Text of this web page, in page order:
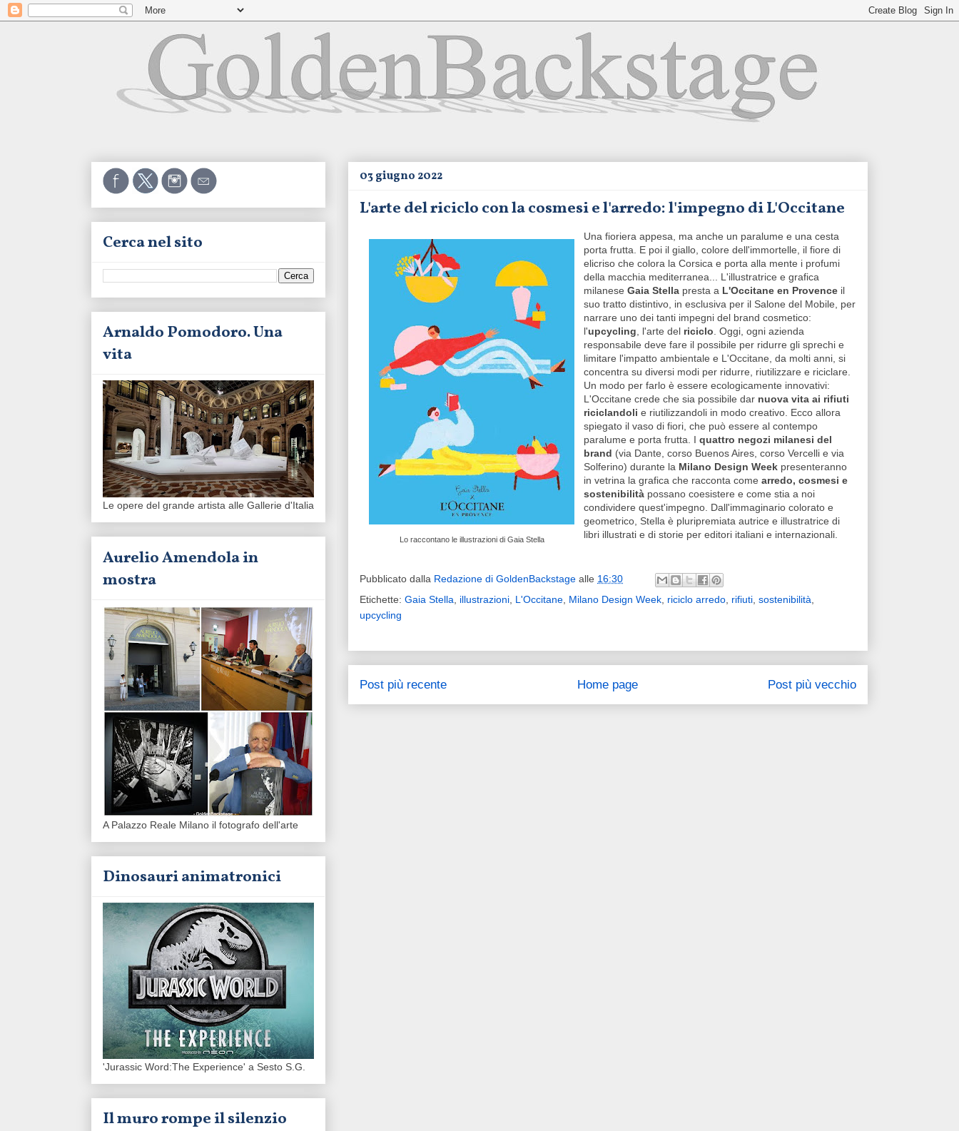
03 giugno 2022
L'arte del riciclo con la cosmesi e l'arredo: l'impegno di L'Occitane
Lo raccontano le illustrazioni di Gaia Stella
Una fioriera appesa, ma anche un paralume e una cesta
porta frutta. E poi il giallo, colore dell'immortelle, il fiore di
elicriso che colora la Corsica e porta alla mente i profumi
della macchia mediterranea... L'illustratrice e grafica
milanese Gaia Stella presta a L'Occitane en Provence il
suo tratto distintivo, in esclusiva per il Salone del Mobile, per
narrare uno dei tanti impegni del brand cosmetico:
l'upcycling , l'arte del riciclo . Oggi, ogni azienda
responsabile deve fare il possibile per ridurre gli sprechi e
limitare l'impatto ambientale e L'Occitane, da molti anni, si
concentra su diversi modi per ridurre, riutilizzare e riciclare.
Un modo per farlo è essere ecologicamente innovativi:
L'Occitane crede che sia possibile dar nuova vita ai rifiuti
riciclandoli e riutilizzandoli in modo creativo. Ecco allora
spiegato il vaso di fiori, che può essere al contempo
paralume e porta frutta. I quattro negozi milanesi del
brand (via Dante, corso Buenos Aires, corso Vercelli e via
Solferino) durante la Milano Design Week presenteranno
in vetrina la grafica che racconta come arredo, cosmesi e
sostenibilità possano coesistere e come stia a noi
condividere quest'impegno. Dall'immaginario colorato e
geometrico, Stella è pluripremiata autrice e illustratrice di
libri illustrati e di storie per editori italiani e internazionali.
Pubblicato dalla Redazione di GoldenBackstage alle 16:30
Etichette: Gaia Stella illustrazioni L'Occitane Milano Design Week riciclo arredo rifiuti sostenibilità
upcycling
Post più recente Post più vecchio
Home page
Cerca nel sito
Arnaldo Pomodoro. Una
vita
Le opere del grande artista alle Gallerie d'Italia
Aurelio Amendola in
mostra
A Palazzo Reale Milano il fotografo dell'arte
Dinosauri animatronici
'Jurassic Word:The Experience' a Sesto S.G.
Il muro rompe il silenzio